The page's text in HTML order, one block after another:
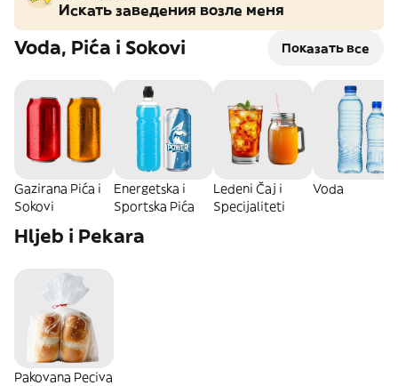
Искать заведения возле меня
Voda, Pića i Sokovi Показать все
Gazirana Pića i
Sokovi
Energetska i
Sportska Pića
Ledeni Čaj i
Specijaliteti
Voda
Hljeb i Pekara
Pakovana Peciva